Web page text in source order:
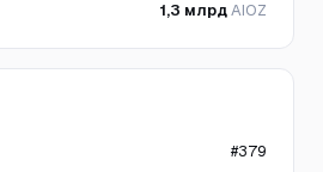
1,3 млрдAIOZ
#379